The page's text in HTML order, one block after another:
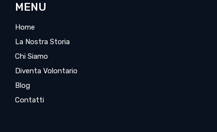
MENU
Home
La Nostra Storia
Chi Siamo
Diventa Volontario
Blog
Contatti